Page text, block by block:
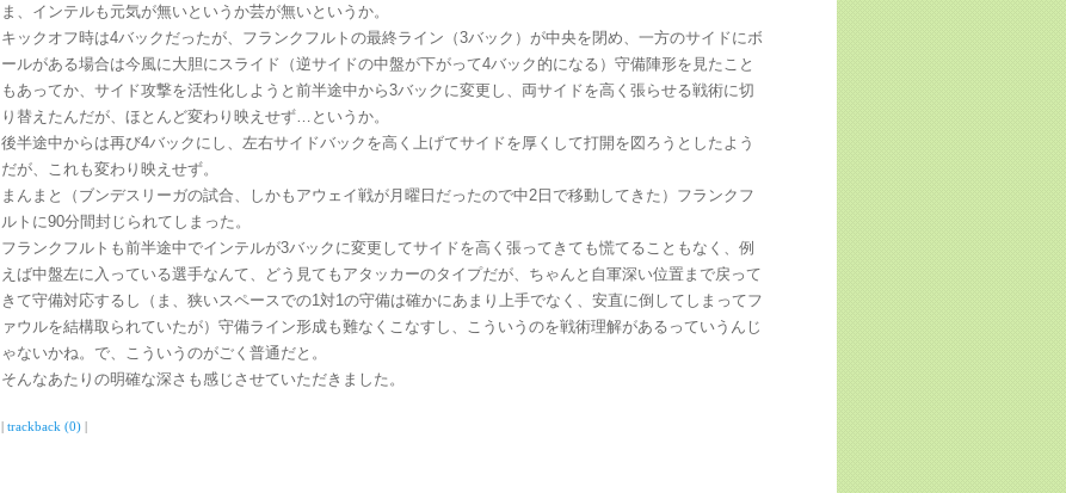
ま、インテルも元気が無いというか芸が無いというか。
キックオフ時は4バックだったが、フランクフルトの最終ライン（3バック）が中央を閉め、一方のサイドにボ
ールがある場合は今風に大胆にスライド（逆サイドの中盤が下がって4バック的になる）守備陣形を見たこと
もあってか、サイド攻撃を活性化しようと前半途中から3バックに変更し、両サイドを高く張らせる戦術に切
り替えたんだが、ほとんど変わり映えせず…というか。
後半途中からは再び4バックにし、左右サイドバックを高く上げてサイドを厚くして打開を図ろうとしたよう
だが、これも変わり映えせず。
まんまと（ブンデスリーガの試合、しかもアウェイ戦が月曜日だったので中2日で移動してきた）フランクフ
ルトに90分間封じられてしまった。
フランクフルトも前半途中でインテルが3バックに変更してサイドを高く張ってきても慌てることもなく、例
えば中盤左に入っている選手なんて、どう見てもアタッカーのタイプだが、ちゃんと自軍深い位置まで戻って
きて守備対応するし（ま、狭いスペースでの1対1の守備は確かにあまり上手でなく、安直に倒してしまってフ
ァウルを結構取られていたが）守備ライン形成も難なくこなすし、こういうのを戦術理解があるっていうんじ
ゃないかね。で、こういうのがごく普通だと。
そんなあたりの明確な深さも感じさせていただきました。
| trackback (0) |